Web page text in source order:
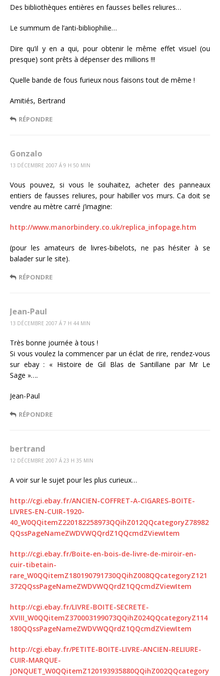
Des bibliothèques entières en fausses belles reliures…
Le summum de l’anti-bibliophilie…
Dire qu’il y en a qui, pour obtenir le même effet visuel (ou
presque) sont prêts à dépenser des millions !!!
Quelle bande de fous furieux nous faisons tout de même !
Amitiés, Bertrand
RÉPONDRE
Gonzalo
13 DÉCEMBRE 2007 Á 9 H 50 MIN
Vous pouvez, si vous le souhaitez, acheter des panneaux
entiers de fausses reliures, pour habiller vos murs. Ca doit se
vendre au mètre carré j’imagine:
http://www.manorbindery.co.uk/replica_infopage.htm
(pour les amateurs de livres-bibelots, ne pas hésiter à se
balader sur le site).
RÉPONDRE
Jean-Paul
13 DÉCEMBRE 2007 Á 7 H 44 MIN
Très bonne journée à tous !
Si vous voulez la commencer par un éclat de rire, rendez-vous
sur ebay : « Histoire de Gil Blas de Santillane par Mr Le
Sage »….
Jean-Paul
RÉPONDRE
bertrand
12 DÉCEMBRE 2007 Á 23 H 35 MIN
A voir sur le sujet pour les plus curieux…
http://cgi.ebay.fr/ANCIEN-COFFRET-A-CIGARES-BOITE-
LIVRES-EN-CUIR-1920-
40_W0QQitemZ220182258973QQihZ012QQcategoryZ78982
QQssPageNameZWDVWQQrdZ1QQcmdZViewItem
http://cgi.ebay.fr/Boite-en-bois-de-livre-de-miroir-en-
cuir-tibetain-
rare_W0QQitemZ180190791730QQihZ008QQcategoryZ121
372QQssPageNameZWDVWQQrdZ1QQcmdZViewItem
http://cgi.ebay.fr/LIVRE-BOITE-SECRETE-
XVIII_W0QQitemZ370003199073QQihZ024QQcategoryZ114
180QQssPageNameZWDVWQQrdZ1QQcmdZViewItem
http://cgi.ebay.fr/PETITE-BOITE-LIVRE-ANCIEN-RELIURE-
CUIR-MARQUE-
JONQUET_W0QQitemZ120193935880QQihZ002QQcategory